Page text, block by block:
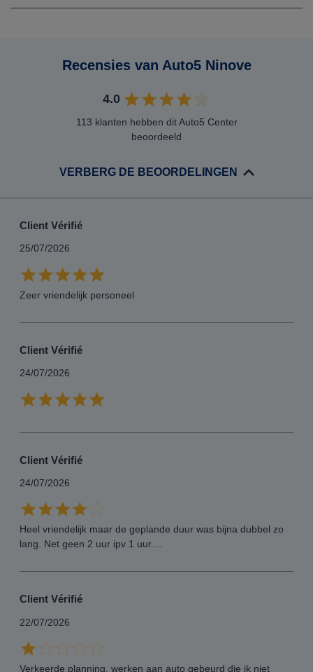
Recensies van Auto5 Ninove
4.0
113 klanten hebben dit Auto5 Center
beoordeeld
VERBERG DE BEOORDELINGEN
Client Vérifié
25/07/2026
Zeer vriendelijk personeel
Client Vérifié
24/07/2026
Client Vérifié
24/07/2026
Heel vriendelijk maar de geplande duur was bijna dubbel zo
lang. Net geen 2 uur ipv 1 uur....
Client Vérifié
22/07/2026
Verkeerde planning, werken aan auto gebeurd die ik niet